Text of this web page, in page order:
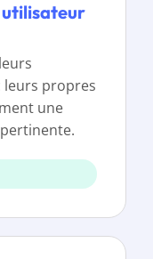
utilisateur
leurs propres
une